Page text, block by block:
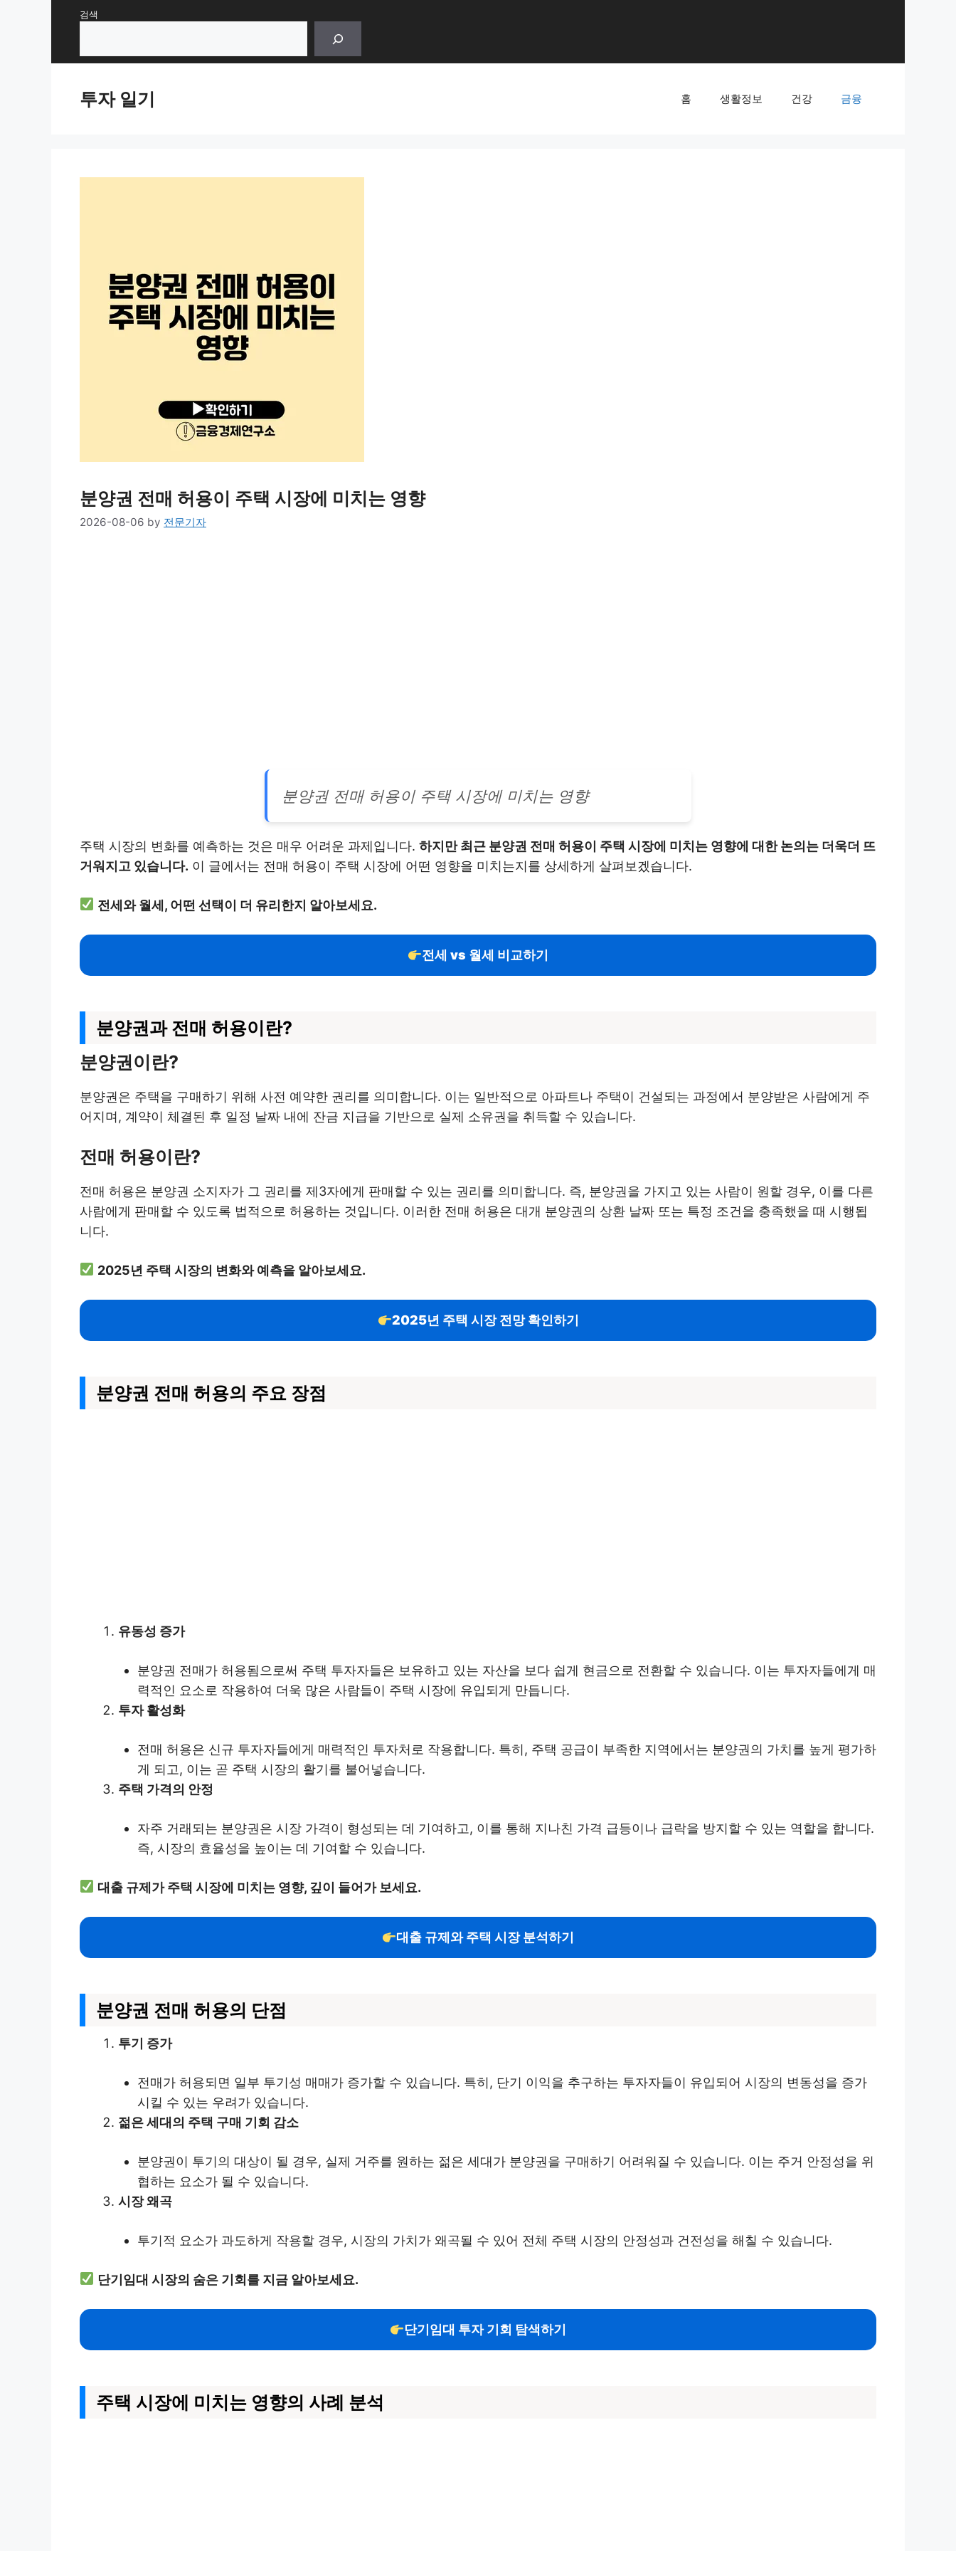
검색
투자 일기 홈 생활정보 건강 금융
분양권 전매 허용이 주택 시장에 미치는 영향
2026-08-06 by 전문기자
분양권 전매 허용이 주택 시장에 미치는 영향
주택 시장의 변화를 예측하는 것은 매우 어려운 과제입니다. 하지만 최근 분양권 전매 허용이 주택 시장에 미치는 영향에 대한 논의는 더욱더 뜨
거워지고 있습니다. 이 글에서는 전매 허용이 주택 시장에 어떤 영향을 미치는지를 상세하게 살펴보겠습니다.
전세와 월세, 어떤 선택이 더 유리한지 알아보세요.
전세 vs 월세 비교하기
분양권과 전매 허용이란?
분양권이란?
분양권은 주택을 구매하기 위해 사전 예약한 권리를 의미합니다. 이는 일반적으로 아파트나 주택이 건설되는 과정에서 분양받은 사람에게 주
어지며, 계약이 체결된 후 일정 날짜 내에 잔금 지급을 기반으로 실제 소유권을 취득할 수 있습니다.
전매 허용이란?
전매 허용은 분양권 소지자가 그 권리를 제3자에게 판매할 수 있는 권리를 의미합니다. 즉, 분양권을 가지고 있는 사람이 원할 경우, 이를 다른
사람에게 판매할 수 있도록 법적으로 허용하는 것입니다. 이러한 전매 허용은 대개 분양권의 상환 날짜 또는 특정 조건을 충족했을 때 시행됩
니다.
2025년 주택 시장의 변화와 예측을 알아보세요.
2025년 주택 시장 전망 확인하기
분양권 전매 허용의 주요 장점
유동성 증가
분양권 전매가 허용됨으로써 주택 투자자들은 보유하고 있는 자산을 보다 쉽게 현금으로 전환할 수 있습니다. 이는 투자자들에게 매
력적인 요소로 작용하여 더욱 많은 사람들이 주택 시장에 유입되게 만듭니다.
투자 활성화
전매 허용은 신규 투자자들에게 매력적인 투자처로 작용합니다. 특히, 주택 공급이 부족한 지역에서는 분양권의 가치를 높게 평가하
게 되고, 이는 곧 주택 시장의 활기를 불어넣습니다.
주택 가격의 안정
자주 거래되는 분양권은 시장 가격이 형성되는 데 기여하고, 이를 통해 지나친 가격 급등이나 급락을 방지할 수 있는 역할을 합니다.
즉, 시장의 효율성을 높이는 데 기여할 수 있습니다.
대출 규제가 주택 시장에 미치는 영향, 깊이 들어가 보세요.
대출 규제와 주택 시장 분석하기
분양권 전매 허용의 단점
투기 증가
전매가 허용되면 일부 투기성 매매가 증가할 수 있습니다. 특히, 단기 이익을 추구하는 투자자들이 유입되어 시장의 변동성을 증가
시킬 수 있는 우려가 있습니다.
젊은 세대의 주택 구매 기회 감소
분양권이 투기의 대상이 될 경우, 실제 거주를 원하는 젊은 세대가 분양권을 구매하기 어려워질 수 있습니다. 이는 주거 안정성을 위
협하는 요소가 될 수 있습니다.
시장 왜곡
투기적 요소가 과도하게 작용할 경우, 시장의 가치가 왜곡될 수 있어 전체 주택 시장의 안정성과 건전성을 해칠 수 있습니다.
단기임대 시장의 숨은 기회를 지금 알아보세요.
단기임대 투자 기회 탐색하기
주택 시장에 미치는 영향의 사례 분석